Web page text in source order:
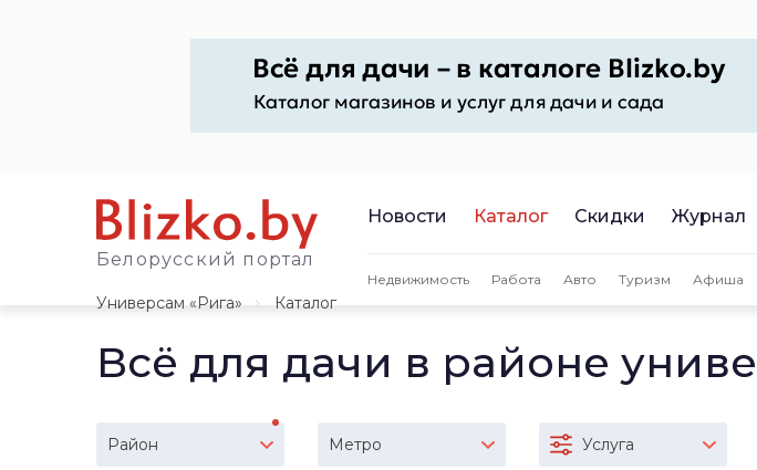
Белорусский портал
Новости Каталог Скидки Журнал
Недвижимость Работа Авто Туризм Афиша
Универсам «Рига»
Каталог
Всё для дачи в районе
Район Метро Услуга